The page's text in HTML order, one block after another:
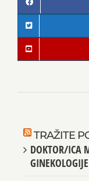
TRAŽITE
DOKTOR/ICA